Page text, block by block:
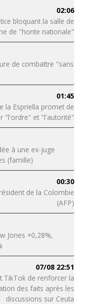
02:06
bloquant la salle de
de "honte nationale"
de combattre "sans
01:45
la Espriella promet de
"l'ordre" et "l'autorité"
à une ex-juge
(famille)
00:30
de la Colombie
(AFP)
Jones +0,28%,
07/08 22:51
TikTok de renforcer la
des faits après les
discussions sur Ceuta